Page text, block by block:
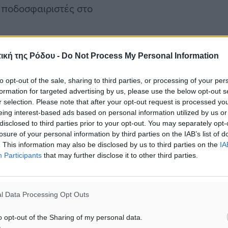
της Ρόδου - Do Not Process My Personal Information
opt-out of the sale, sharing to third parties, or processing of your
for targeted advertising by us, please use the below opt-out
selection. Please note that after your opt-out request is processed
interest-based ads based on personal information utilized by us
to third parties prior to your opt-out. You may separately
of your personal information by third parties on the IAB’s list of
This information may also be disclosed by us to third parties on the
Participants that may further disclose it to other third parties.
Data Processing Opt Outs
opt-out of the Sharing of my personal data.
στο
σε όλες τις θέσεις, ενώ
του υπάρχοντος
σύμφωνα πάντα με
τα «ελάφια» θα
θα αφορούν μετεγγραφές